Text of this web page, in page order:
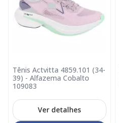
Tênis Actvitta 4859.101 (34-
39) - Alfazema Cobalto
109083
Ver detalhes